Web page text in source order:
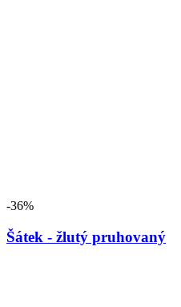
-36%
Šátek - žlutý pruhovaný